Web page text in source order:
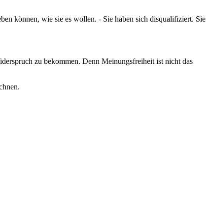
können, wie sie es wollen. - Sie haben sich disqualifiziert. Sie
zu bekommen. Denn Meinungsfreiheit ist nicht das